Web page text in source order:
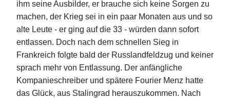
ihm seine Ausbilder, er brauche sich keine Sorgen zu
machen, der Krieg sei in ein paar Monaten aus und so
alte Leute - er ging auf die 33 - würden dann sofort
entlassen. Doch nach dem schnellen Sieg in
Frankreich folgte bald der Russlandfeldzug und keiner
sprach mehr von Entlassung. Der anfängliche
Kompanieschreiber und spätere Fourier Menz hatte
das Glück, aus Stalingrad herauszukommen. Nach